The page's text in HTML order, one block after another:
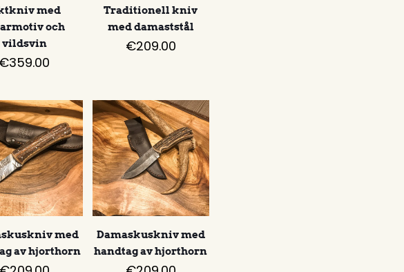
med
och
vildsvin
€359.00
Traditionell kniv
med damaststål
€209.00
med
av hjorthorn
Damaskuskniv med
handtag av hjorthorn